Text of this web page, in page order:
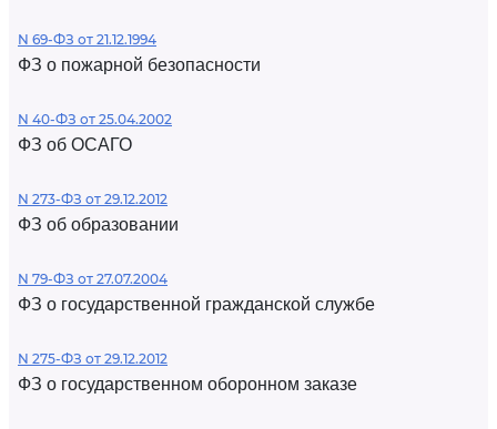
N 69-ФЗ от 21.12.1994
ФЗ о пожарной безопасности
N 40-ФЗ от 25.04.2002
ФЗ об ОСАГО
N 273-ФЗ от 29.12.2012
ФЗ об образовании
N 79-ФЗ от 27.07.2004
ФЗ о государственной гражданской службе
N 275-ФЗ от 29.12.2012
ФЗ о государственном оборонном заказе